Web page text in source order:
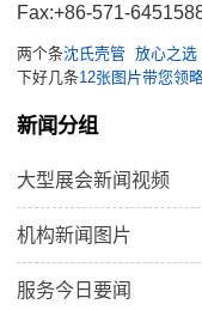
Fax:+86-571-
两个条沈氏壳管  放心之选
下好几条12张图片带您领
新闻分组
大型展会新闻视频
机构新闻图片
服务今日要闻